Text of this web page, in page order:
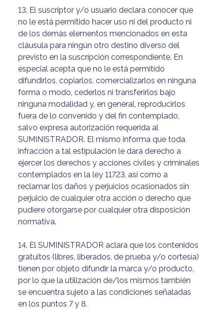
13. El suscriptor y/o usuario declara conocer que
no le está permitido hacer uso ni del producto ni
de los demás elementos mencionados en esta
cláusula para ningún otro destino diverso del
previsto en la suscripción correspondiente. En
especial acepta que no le está permitido
difundirlos, copiarlos, comercializarlos en ninguna
forma o modo, cederlos ni transferirlos bajo
ninguna modalidad y, en general, reproducirlos
fuera de lo convenido y del fin contemplado,
salvo expresa autorización requerida al
SUMINISTRADOR. El mismo informa que toda
infracción a tal estipulación le dará derecho a
ejercer los derechos y acciones civiles y criminales
contemplados en la ley 11723, así como a
reclamar los daños y perjuicios ocasionados sin
perjuicio de cualquier otra acción o derecho que
pudiere otorgarse por cualquier otra disposición
normativa.
14. El SUMINISTRADOR aclara que los contenidos
gratuitos (libres, liberados, de prueba y/o cortesía)
tienen por objeto difundir la marca y/o producto,
por lo que la utilización de/los mismos también
se encuentra sujeto a las condiciones señaladas
en los puntos 7 y 8.